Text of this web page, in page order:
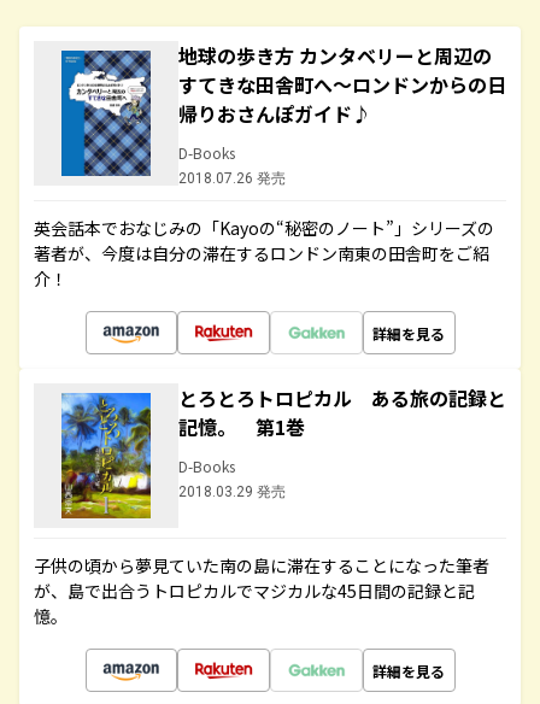
地球の歩き方 カンタベリーと周辺の
すてきな田舎町へ～ロンドンからの日
帰りおさんぽガイド♪
D-Books
2018.07.26 発売
英会話本でおなじみの「Kayoの“秘密のノート”」シリーズの
著者が、今度は自分の滞在するロンドン南東の田舎町をご紹
介！
詳細を見る
とろとろトロピカル ある旅の記録と
記憶。 第1巻
D-Books
2018.03.29 発売
子供の頃から夢見ていた南の島に滞在することになった筆者
が、島で出合うトロピカルでマジカルな45日間の記録と記
憶。
詳細を見る